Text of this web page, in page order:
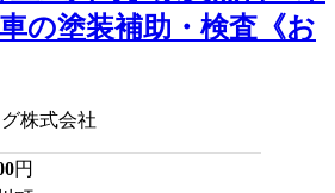
の塗装補助・検査《お
株式会社
円